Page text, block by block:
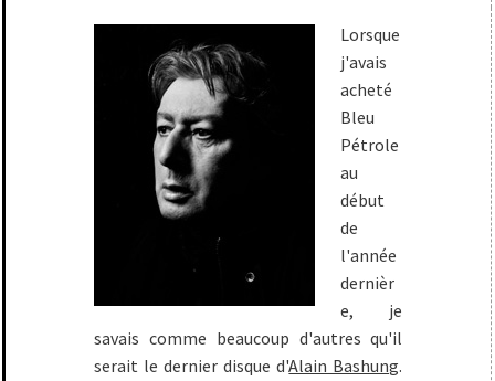
Lorsque
j'avais
acheté
Bleu
Pétrole
au
début
de
l'année
dernièr
e, je
savais comme beaucoup d'autres qu'il
serait le dernier disque d'Alain Bashung.